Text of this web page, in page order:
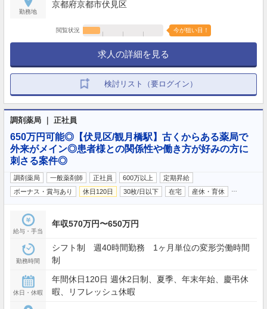
勤務地
京都府京都市伏見区
閲覧状況 今が狙い目！
求人の詳細を見る
検討リスト（要ログイン）
調剤薬局 ｜ 正社員
650万円可能◎【伏見区/観月橋駅】古くからある薬局で
外来がメイン◎患者様との関係性や働き方が好みの方に
刺さる案件◎
調剤薬局 一般薬剤師 正社員 600万以上
定期昇給
ボーナス・賞与あり
休日120日 30枚/日以下 在宅 産休・育休
給与・手当
年収570万円〜650万円
勤務時間
シフト制 週40時間勤務 1ヶ月単位の変形労働時間
制
休日・休暇
年間休日120日 週休2日制、夏季、年末年始、慶弔休
暇、リフレッシュ休暇